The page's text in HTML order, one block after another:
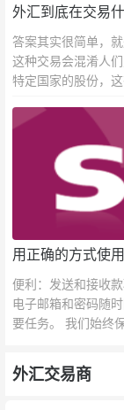
外汇到底在交易
答案其实很简单，
这种交易会混淆人
特定国家的股份，
用正确的方式使
便利：发送和接收
电子邮箱和密码随
要任务。 我们始终
外汇交易商